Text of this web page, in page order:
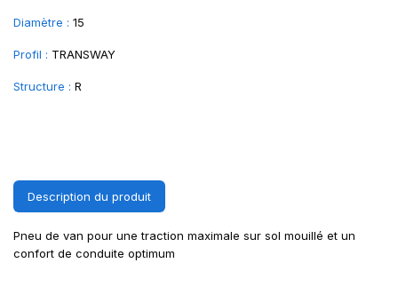
Diamètre : 15
Profil : TRANSWAY
Structure : R
Description du produit
Pneu de van pour une traction maximale sur sol mouillé et un
confort de conduite optimum